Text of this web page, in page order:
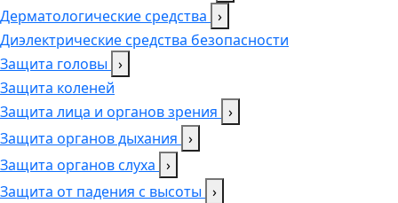
Дерматологические средства ›
Диэлектрические средства безопасности
Защита головы ›
Защита коленей
Защита лица и органов зрения ›
Защита органов дыхания ›
Защита органов слуха ›
Защита от падения с высоты ›